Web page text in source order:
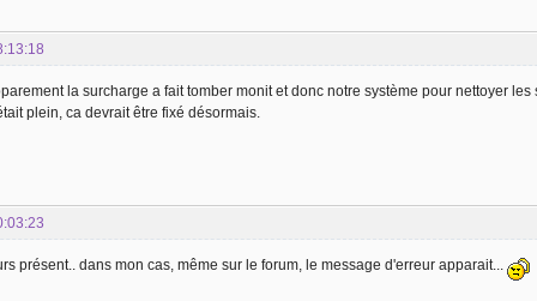
la surcharge a fait tomber monit et donc notre système pour nettoyer
plein, ca devrait être fixé désormais.
présent.. dans mon cas, même sur le forum, le message d'erreur apparait...